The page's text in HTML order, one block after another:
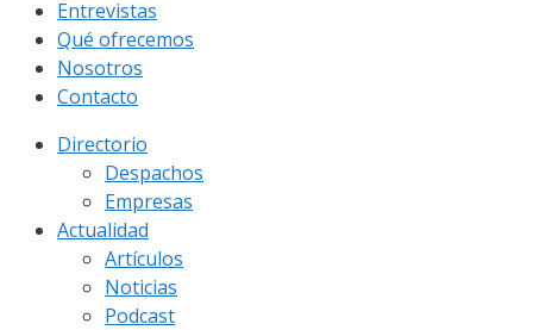
Entrevistas
Qué ofrecemos
Nosotros
Contacto
Directorio
Despachos
Empresas
Actualidad
Artículos
Noticias
Podcast